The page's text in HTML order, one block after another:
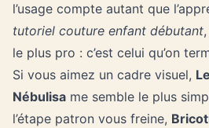
l’usage compte autant que
tutoriel couture enfant débutant
le plus pro : c’est celui qu’on
Si vous aimez un cadre visuel,
Nébulisa me semble le plus
l’étape patron vous freine,